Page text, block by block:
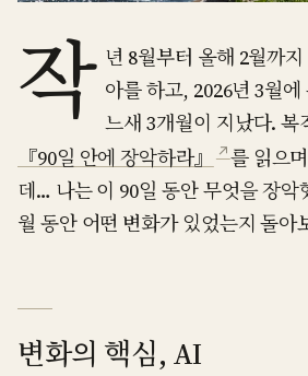
작 년 8월부터 올해 2월까
아를 하고, 2026년 3월
느새 3개월이 지났다. 복
『90일 안에 장악하라』
↗를 읽으
데… 나는 이 90일 동안 무엇을 장악
월 동안 어떤 변화가 있었는지 돌아
변화의 핵심, AI